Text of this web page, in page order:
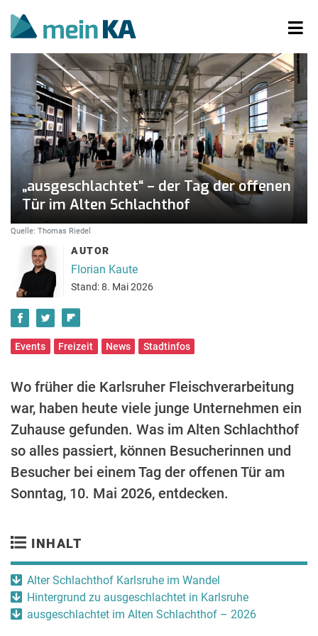
„ausgeschlachtet“ – der Tag der offenen
Tür im Alten Schlachthof
Quelle: Thomas Riedel
AUTOR
Florian Kaute
Stand: 8. Mai 2026
Events Freizeit News Stadtinfos
Wo früher die Karlsruher Fleischverarbeitung
war, haben heute viele junge Unternehmen ein
Zuhause gefunden. Was im Alten Schlachthof
so alles passiert, können Besucherinnen und
Besucher bei einem Tag der offenen Tür am
Sonntag, 10. Mai 2026, entdecken.
INHALT
Alter Schlachthof Karlsruhe im Wandel
Hintergrund zu ausgeschlachtet in Karlsruhe
ausgeschlachtet im Alten Schlachthof – 2026